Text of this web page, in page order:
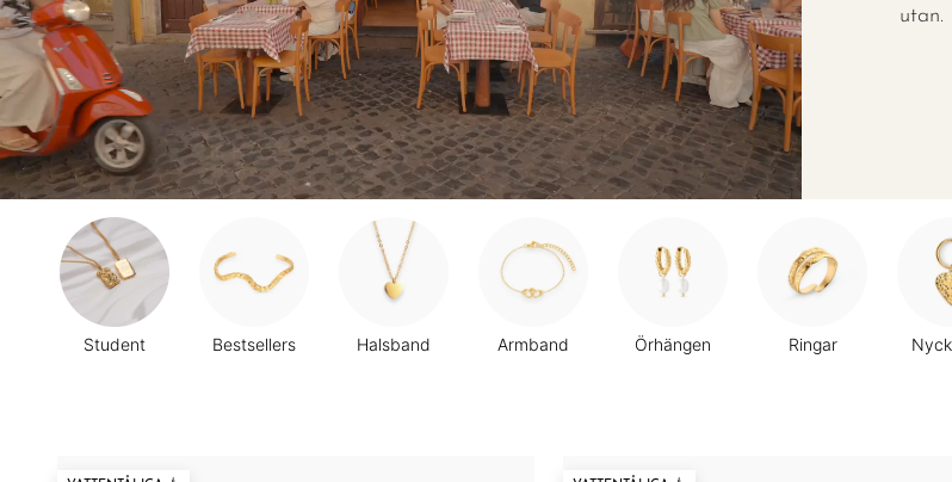
utan.
Student Bestsellers Halsband Armband Örhängen Ringar